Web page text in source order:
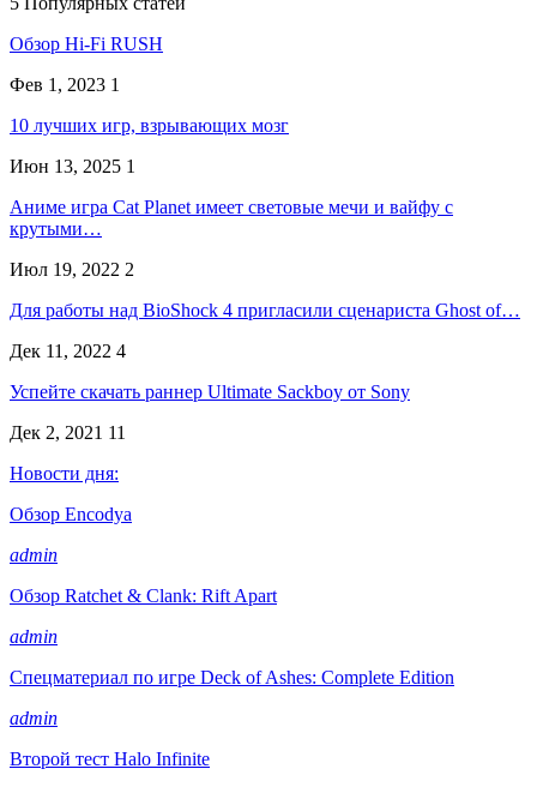
Обзор Hi-Fi RUSH
Фев 1, 2023 1
10 лучших игр, взрывающих мозг
Июн 13, 2025 1
Аниме игра Cat Planet имеет световые мечи и вайфу с
крутыми…
Июл 19, 2022 2
Для работы над BioShock 4 пригласили сценариста Ghost of…
Дек 11, 2022 4
Успейте скачать раннер Ultimate Sackboy от Sony
Дек 2, 2021 11
Новости дня:
Обзор Encodya
admin
Обзор Ratchet & Clank: Rift Apart
admin
Спецматериал по игре Deck of Ashes: Complete Edition
admin
Второй тест Halo Infinite